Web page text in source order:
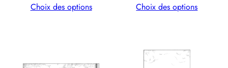
prix :
Choix des options
prix :
900,00 €
Choix des options